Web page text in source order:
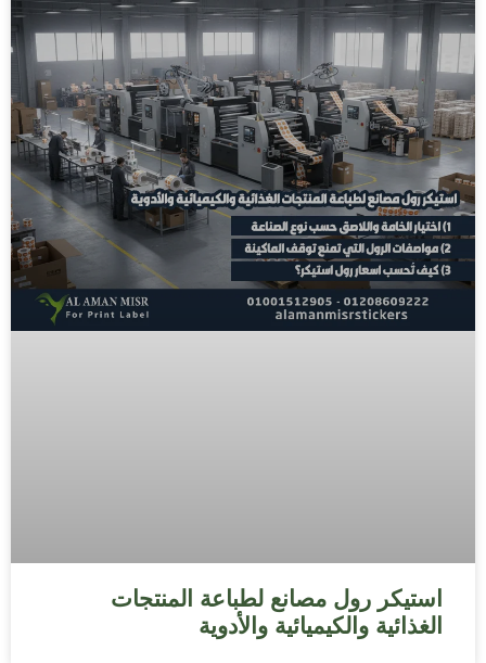
استيكر رول مصانع لطباعة المنتجات
الغذائية والكيميائية والأدوية